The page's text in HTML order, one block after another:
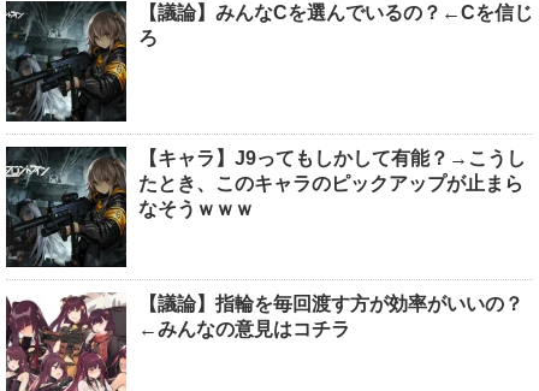
【議論】みんなCを選んでいるの？←Cを信じ
ろ
【キャラ】J9ってもしかして有能？→こうし
たとき、このキャラのピックアップが止まら
なそうｗｗｗ
【議論】指輪を毎回渡す方が効率がいいの？
←みんなの意見はコチラ